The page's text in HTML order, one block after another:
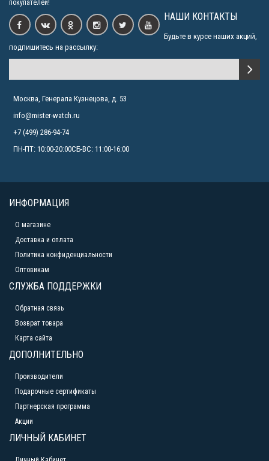
покупателей!
НАШИ КОНТАКТЫ
Будьте в курсе наших акций,
подпишитесь на рассылку:
Москва, Генерала Кузнецова, д. 53
info@mister-watch.ru
+7 (499) 286-94-74
ПН-ПТ: 10:00-20:00СБ-ВС: 11:00-16:00
ИНФОРМАЦИЯ
О магазине
Доставка и оплата
Политика конфиденциальности
Оптовикам
СЛУЖБА ПОДДЕРЖКИ
Обратная связь
Возврат товара
Карта сайта
ДОПОЛНИТЕЛЬНО
Производители
Подарочные сертификаты
Партнерская программа
Акции
ЛИЧНЫЙ КАБИНЕТ